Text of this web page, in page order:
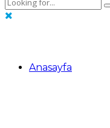
Anasayfa